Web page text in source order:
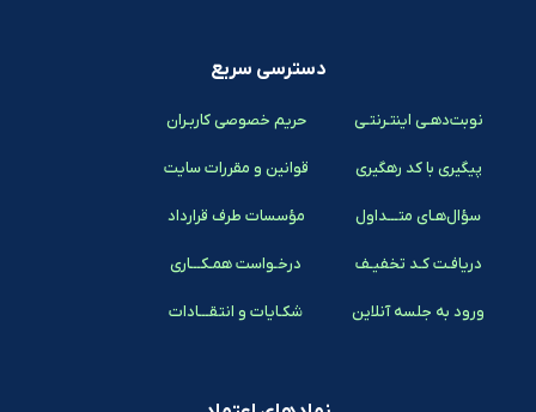
دسترسی سریع
نوبت‌دهـی اینتـرنتـی
پیگیری با کد رهگیری
سؤال‌هـای متـــداول
دریافـت کـد تخفیـف
ورود به جلسه آنلاین
حریم خصوصی کاربـران
قوانین و مقررات سایت
مؤسسات طرف قرارداد
درخـواست همـکـــاری
شکـایات و انتقـــادات